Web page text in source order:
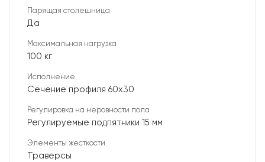
Парящая столешница
Да
Максимальная нагрузка
100 кг
Исполнение
Сечение профиля 60х30
Регулировка на неровности пола
Регулируемые подпятники 15 мм
Элементы жесткости
Траверсы